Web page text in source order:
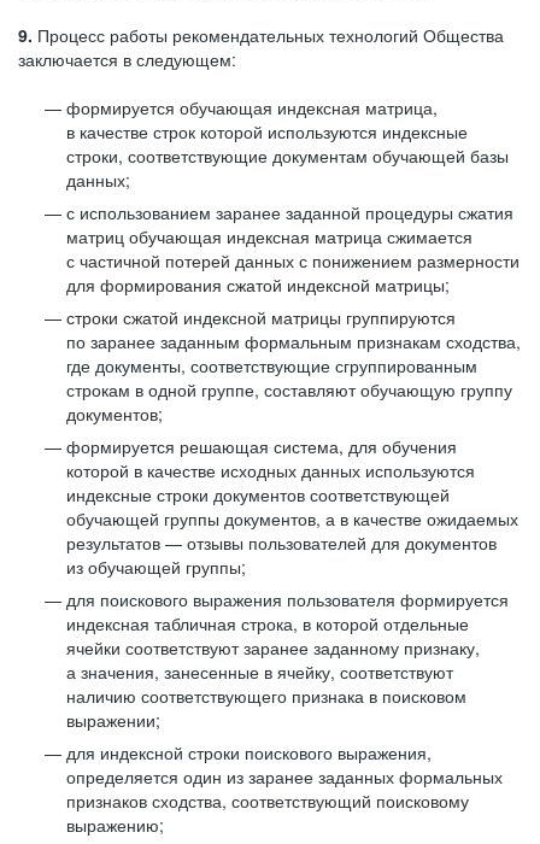
9. Процесс работы рекомендательных технологий Общества
заключается в следующем:
формируется обучающая индексная матрица,
в качестве строк которой используются индексные
строки, соответствующие документам обучающей базы
данных;
с использованием заранее заданной процедуры сжатия
матриц обучающая индексная матрица сжимается
с частичной потерей данных с понижением размерности
для формирования сжатой индексной матрицы;
строки сжатой индексной матрицы группируются
по заранее заданным формальным признакам сходства,
где документы, соответствующие сгруппированным
строкам в одной группе, составляют обучающую группу
документов;
формируется решающая система, для обучения
которой в качестве исходных данных используются
индексные строки документов соответствующей
обучающей группы документов, а в качестве ожидаемых
результатов — отзывы пользователей для документов
из обучающей группы;
для поискового выражения пользователя формируется
индексная табличная строка, в которой отдельные
ячейки соответствуют заранее заданному признаку,
а значения, занесенные в ячейку, соответствуют
наличию соответствующего признака в поисковом
выражении;
для индексной строки поискового выражения,
определяется один из заранее заданных формальных
признаков сходства, соответствующий поисковому
выражению;